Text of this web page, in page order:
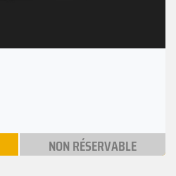
NON RÉSERVABLE